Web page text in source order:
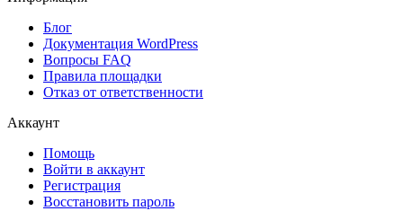
Блог
Документация WordPress
Вопросы FAQ
Правила площадки
Отказ от ответственности
Аккаунт
Помощь
Войти в аккаунт
Регистрация
Восстановить пароль